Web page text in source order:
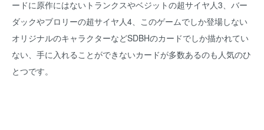
ードに原作にはないトランクスやベジットの超サイヤ人3、バー
ダックやブロリーの超サイヤ人4、このゲームでしか登場しない
オリジナルのキャラクターなどSDBHのカードでしか描かれてい
ない、手に入れることができないカードが多数あるのも人気のひ
とつです。